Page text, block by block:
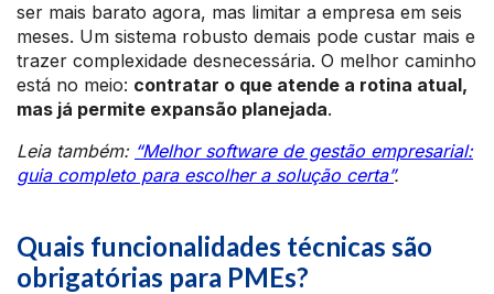
ser mais barato agora, mas limitar a empresa em seis
meses. Um sistema robusto demais pode custar mais e
trazer complexidade desnecessária. O melhor caminho
está no meio: contratar o que atende a rotina atual,
mas já permite expansão planejada.
Leia também: “Melhor software de gestão empresarial:
guia completo para escolher a solução certa”.
Quais funcionalidades técnicas são
obrigatórias para PMEs?